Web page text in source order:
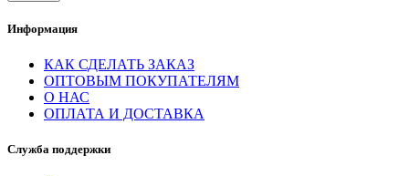
Информация
КАК СДЕЛАТЬ ЗАКАЗ
ОПТОВЫМ ПОКУПАТЕЛЯМ
О НАС
ОПЛАТА И ДОСТАВКА
Служба поддержки